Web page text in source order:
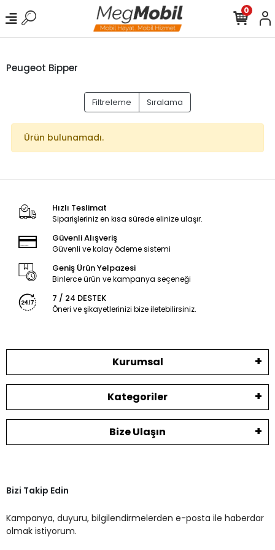
0
Peugeot Bipper
Filtreleme Sıralama
Ürün bulunamadı.
Hızlı Teslimat
Siparişleriniz en kısa sürede elinize ulaşır.
Güvenli Alışveriş
Güvenli ve kolay ödeme sistemi
Geniş Ürün Yelpazesi
Binlerce ürün ve kampanya seçeneği
7 / 24 DESTEK
Öneri ve şikayetlerinizi bize iletebilirsiniz.
Kurumsal
Kategoriler
Bize Ulaşın
Bizi Takip Edin
Kampanya, duyuru, bilgilendirmelerden e-posta ile haberdar
olmak istiyorum.